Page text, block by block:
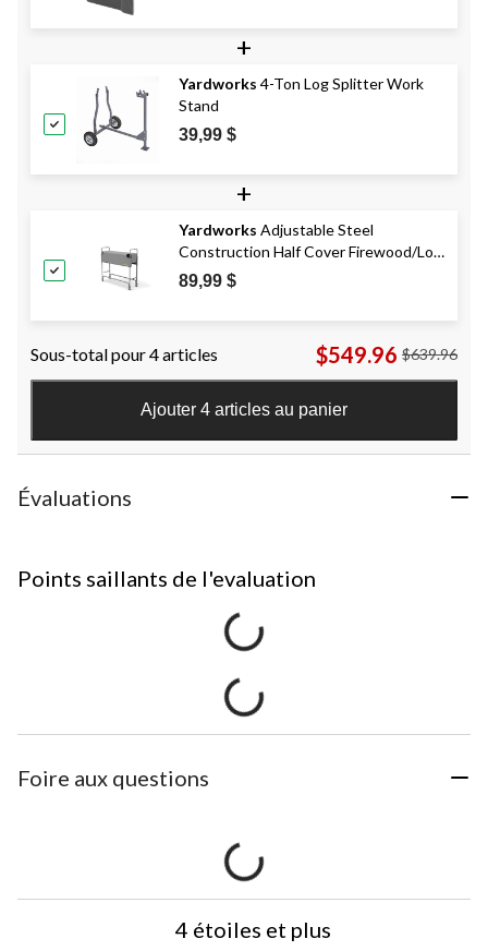
+
Yardworks 4-Ton Log Splitter Work
Stand
39,99 $
+
Yardworks Adjustable Steel
Construction Half Cover Firewood/Log
Rack, 4-ft
89,99 $
Sous-total pour 4 articles $549.96 $639.96
Ajouter 4 articles au panier
Évaluations
Points saillants de l'evaluation
Foire aux questions
4 étoiles et plus